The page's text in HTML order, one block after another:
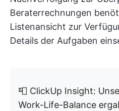
Beraterrechnungen
Listenansicht zur
Details der Aufgaben
📮 ClickUp Insight:
Work-Life-Balance